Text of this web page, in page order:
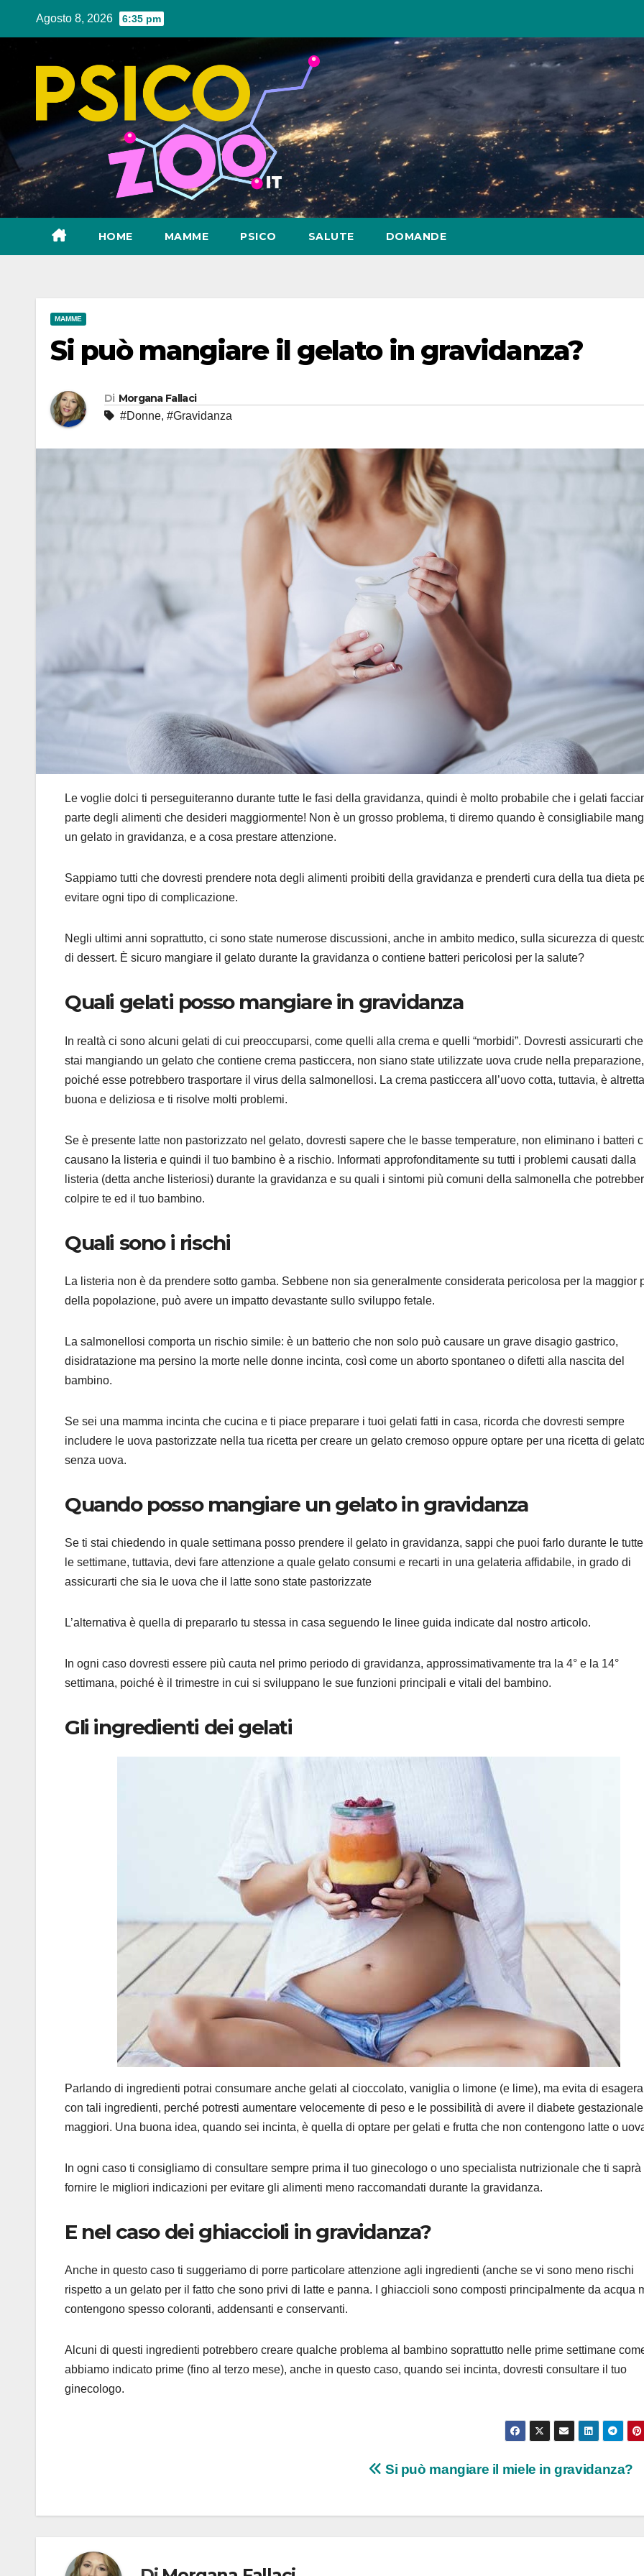
Agosto 8, 2026 6:35 pm
HOME MAMME PSICO SALUTE DOMANDE
MAMME
Si può mangiare il gelato in gravidanza?
Di Morgana Fallaci
#Donne, #Gravidanza
Le voglie dolci ti perseguiteranno durante tutte le fasi della gravidanza, quindi è molto probabile che i gelati
parte degli alimenti che desideri maggiormente! Non è un grosso problema, ti diremo quando è consigliabile
un gelato in gravidanza, e a cosa prestare attenzione.
Sappiamo tutti che dovresti prendere nota degli alimenti proibiti della gravidanza e prenderti cura della tua dieta
evitare ogni tipo di complicazione.
Negli ultimi anni soprattutto, ci sono state numerose discussioni, anche in ambito medico, sulla sicurezza di
di dessert. È sicuro mangiare il gelato durante la gravidanza o contiene batteri pericolosi per la salute?
Quali gelati posso mangiare in gravidanza
In realtà ci sono alcuni gelati di cui preoccuparsi, come quelli alla crema e quelli “morbidi”. Dovresti assicurarti
stai mangiando un gelato che contiene crema pasticcera, non siano state utilizzate uova crude nella preparazione,
poiché esse potrebbero trasportare il virus della salmonellosi. La crema pasticcera all’uovo cotta, tuttavia, è
buona e deliziosa e ti risolve molti problemi.
Se è presente latte non pastorizzato nel gelato, dovresti sapere che le basse temperature, non eliminano i batteri
causano la listeria e quindi il tuo bambino è a rischio. Informati approfonditamente su tutti i problemi causati dalla
listeria (detta anche listeriosi) durante la gravidanza e su quali i sintomi più comuni della salmonella che
colpire te ed il tuo bambino.
Quali sono i rischi
La listeria non è da prendere sotto gamba. Sebbene non sia generalmente considerata pericolosa per la maggior
della popolazione, può avere un impatto devastante sullo sviluppo fetale.
La salmonellosi comporta un rischio simile: è un batterio che non solo può causare un grave disagio gastrico,
disidratazione ma persino la morte nelle donne incinta, così come un aborto spontaneo o difetti alla nascita del
bambino.
Se sei una mamma incinta che cucina e ti piace preparare i tuoi gelati fatti in casa, ricorda che dovresti sempre
includere le uova pastorizzate nella tua ricetta per creare un gelato cremoso oppure optare per una ricetta di
senza uova.
Quando posso mangiare un gelato in gravidanza
Se ti stai chiedendo in quale settimana posso prendere il gelato in gravidanza, sappi che puoi farlo durante le
le settimane, tuttavia, devi fare attenzione a quale gelato consumi e recarti in una gelateria affidabile, in grado di
assicurarti che sia le uova che il latte sono state pastorizzate
L’alternativa è quella di prepararlo tu stessa in casa seguendo le linee guida indicate dal nostro articolo.
In ogni caso dovresti essere più cauta nel primo periodo di gravidanza, approssimativamente tra la 4° e la 14°
settimana, poiché è il trimestre in cui si sviluppano le sue funzioni principali e vitali del bambino.
Gli ingredienti dei gelati
Parlando di ingredienti potrai consumare anche gelati al cioccolato, vaniglia o limone (e lime), ma evita di
con tali ingredienti, perché potresti aumentare velocemente di peso e le possibilità di avere il diabete
maggiori. Una buona idea, quando sei incinta, è quella di optare per gelati e frutta che non contengono latte o
In ogni caso ti consigliamo di consultare sempre prima il tuo ginecologo o uno specialista nutrizionale che ti saprà
fornire le migliori indicazioni per evitare gli alimenti meno raccomandati durante la gravidanza.
E nel caso dei ghiaccioli in gravidanza?
Anche in questo caso ti suggeriamo di porre particolare attenzione agli ingredienti (anche se vi sono meno rischi
rispetto a un gelato per il fatto che sono privi di latte e panna. I ghiaccioli sono composti principalmente da acqua
contengono spesso coloranti, addensanti e conservanti.
Alcuni di questi ingredienti potrebbero creare qualche problema al bambino soprattutto nelle prime settimane
abbiamo indicato prime (fino al terzo mese), anche in questo caso, quando sei incinta, dovresti consultare il tuo
ginecologo.
Si può mangiare il miele in gravidanza?